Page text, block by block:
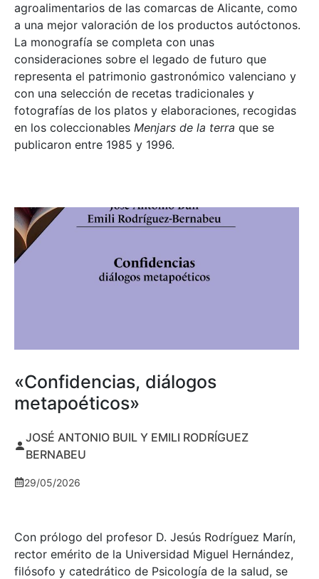
agroalimentarios de las comarcas de Alicante, como
a una mejor valoración de los productos autóctonos.
La monografía se completa con unas
consideraciones sobre el legado de futuro que
representa el patrimonio gastronómico valenciano y
con una selección de recetas tradicionales y
fotografías de los platos y elaboraciones, recogidas
en los coleccionables Menjars de la terra que se
publicaron entre 1985 y 1996.
«Confidencias, diálogos
metapoéticos»
JOSÉ ANTONIO BUIL Y EMILI RODRÍGUEZ
BERNABEU
29/05/2026
Con prólogo del profesor D. Jesús Rodríguez Marín,
rector emérito de la Universidad Miguel Hernández,
filósofo y catedrático de Psicología de la salud, se